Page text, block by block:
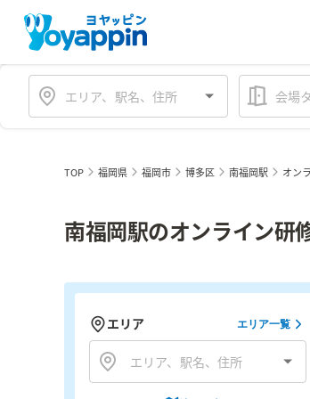
会場
TOP 福岡県 福岡市 博多区 南福岡駅 オン
南福岡駅のオンライン研
エリア エリア一覧